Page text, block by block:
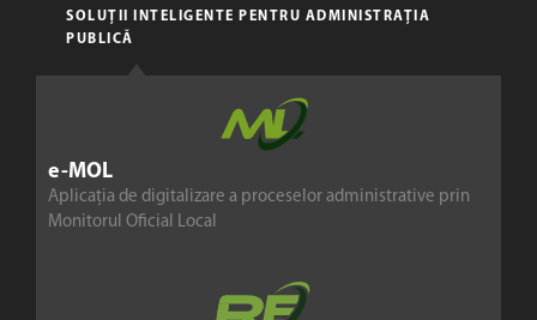
e-MOL
Aplicația de digitalizare a proceselor administrative prin
Monitorul Oficial Local
SOLUȚII INTELIGENTE PENTRU ADMINISTRAȚIA
PUBLICĂ